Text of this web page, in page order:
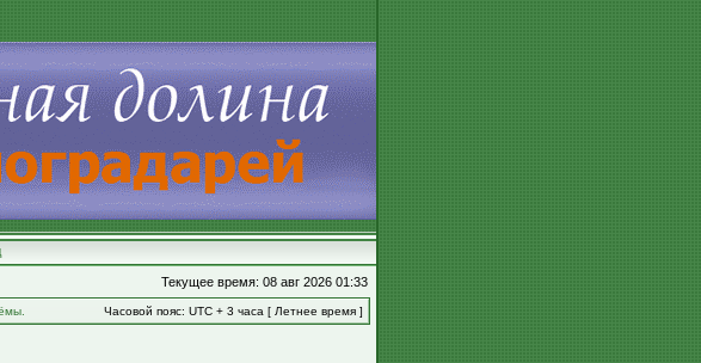
Текущее время: 08 авг 2026 01:33
Часовой пояс: UTC + 3 часа [ Летнее время ]